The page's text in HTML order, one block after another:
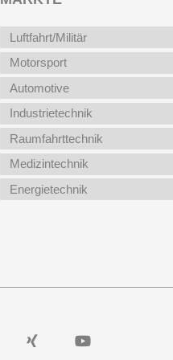
Luftfahrt/Militär
Motorsport
Automotive
Industrietechnik
Raumfahrttechnik
Medizintechnik
Energietechnik